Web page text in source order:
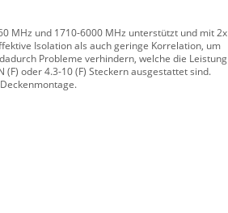
MHz und 1710-6000 MHz unterstützt und mit 2x
Isolation als auch geringe Korrelation, um
Probleme verhindern, welche die Leistung
oder 4.3-10 (F) Steckern ausgestattet sind.